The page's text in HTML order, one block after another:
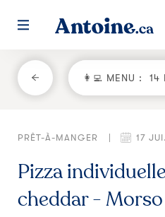
RETOUR
Fonctionnement
Environnement
Producteurs
👩‍💻 MENU : 14
PRÊT-À-MANGER 17 JUI.
Pizza
cheddar - Morso